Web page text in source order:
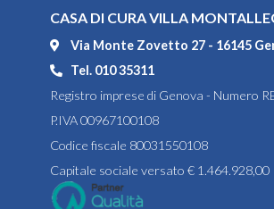
CASA DI CURA VILLA
Via Monte Zovetto 27 - 16145
Tel. 010 35311
Registro imprese di Genova - Numero
P.IVA 00967100108
Codice fiscale 80031550108
Capitale sociale versato € 1.464.928,00